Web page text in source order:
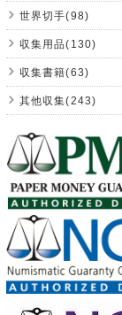
世界切手(98)
収集用品(130)
収集書籍(63)
其他収集(243)